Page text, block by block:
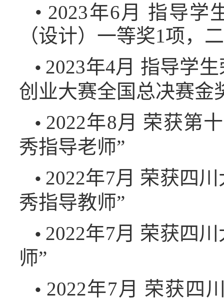
• 2023年6月 指导学
（设计）一等奖1项，
• 2023年4月 指导学
创业大赛全国总决赛金
• 2022年8月 荣获第
秀指导老师”
• 2022年7月 荣获四
秀指导教师”
• 2022年7月 荣获四
师”
• 2022年7月 荣获四